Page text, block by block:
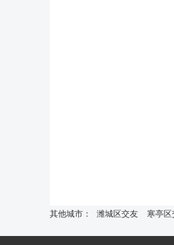
其他城市： 潍城区交友 寒亭区